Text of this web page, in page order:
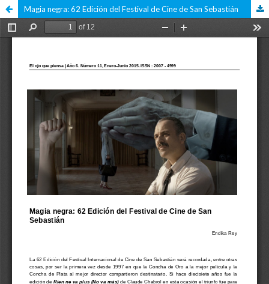
Magia negra: 62 Edición del Festival de Cine de San Sebastián